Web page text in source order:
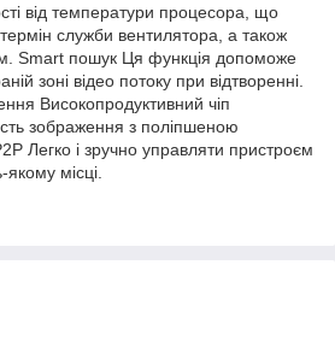
від температури процесора, що
служби вентилятора, а також
Smart пошук Ця функція допоможе
зоні відео потоку при відтворенні.
Високопродуктивний чіп
зображення з поліпшеною
Легко і зручно управляти пристроєм
місці.